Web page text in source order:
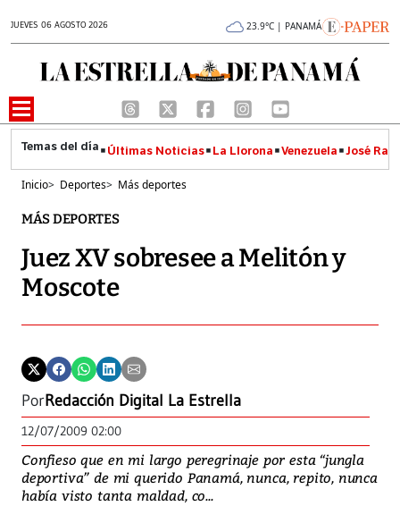
JUEVES 06 AGOSTO 2026 23.9°C | PANAMÁ
Últimas Noticias La Llorona Venezuela José
Inicio> Deportes> Más deportes
MÁS DEPORTES
Juez XV sobresee a Melitón y
Moscote
PorRedacción Digital La Estrella
12/07/2009 02:00
Confieso que en mi largo peregrinaje por esta “jungla
deportiva” de mi querido Panamá, nunca, repito, nunca
había visto tanta maldad, co...